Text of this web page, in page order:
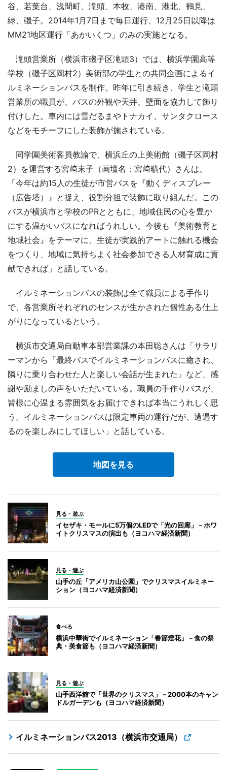
谷、若葉台、浅間町、滝頭、本牧、港南、港北、鶴見、
緑、磯子。2014年1月7日まで毎日運行、12月25日以降は
MM21地区運行「あかいくつ」のみの実施となる。
滝頭営業所（横浜市磯子区滝頭3）では、横浜学園高等
学校（磯子区岡村2）美術部の学生との共同企画によるイ
ルミネーションバスを制作。昨年に引き続き、学生と滝頭
営業所の職員が、バスの外観や天井、壁面を協力して飾り
付けした。車内には雪だるまやトナカイ、サンタクロース
などをモチーフにした装飾が施されている。
同学園美術客員教諭で、横浜丘の上美術館（磯子区岡村
2）を運営する宮﨑末子（画壇名：宮﨑曠代）さんは、
「今年は約15人の生徒が市営バスを『動くディスプレー
（広告塔）』と捉え、役割分担で装飾に取り組んだ。この
バスが横浜市と学校のPRとともに、地域住民の心を豊か
にする温かいバスになればうれしい。今後も『美術教育と
地域社会』をテーマに、生徒が実践的アートに触れる機会
をつくり、地域に気持ちよく社会参加できる人材育成に貢
献できれば」と話している。
イルミネーションバスの装飾は全て職員による手作り
で、各営業所それぞれのセンスが生かされた個性ある仕上
がりになっているという。
横浜市交通局自動車本部営業課の本田聡さんは「サラリ
ーマンから『最終バスでイルミネーションバスに癒され、
隣りに乗り合わせた人と楽しい会話が生まれた』など、感
謝や励ましの声をいただいている。職員の手作りバスが、
皆様に心温まる雰囲気をお届けできれば本当にうれしく思
う。イルミネーションバスは限定車両の運行だが、遭遇す
るのを楽しみにしてほしい」と話している。
地図を見る
見る・遊ぶ
イセザキ・モールに5万個のLEDで「光の回廊」－ホワ
イトクリスマスの演出も（ヨコハマ経済新聞）
見る・遊ぶ
山手の丘「アメリカ山公園」でクリスマスイルミネー
ション（ヨコハマ経済新聞）
食べる
横浜中華街でイルミネーション「春節燈花」－食の祭
典・美食節も（ヨコハマ経済新聞）
見る・遊ぶ
山手西洋館で「世界のクリスマス」－2000本のキャン
ドルガーデンも（ヨコハマ経済新聞）
イルミネーションバス2013（横浜市交通局）